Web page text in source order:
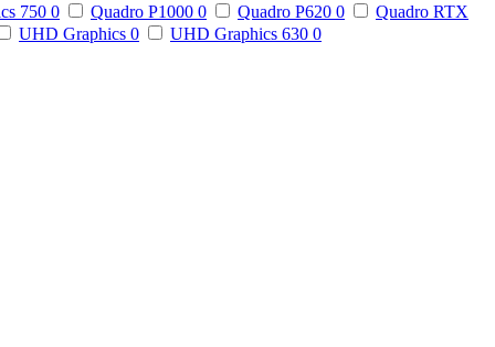
750 0 Quadro P1000 0 Quadro P620 0
Quadro RTX
UHD Graphics 0 UHD Graphics 630 0